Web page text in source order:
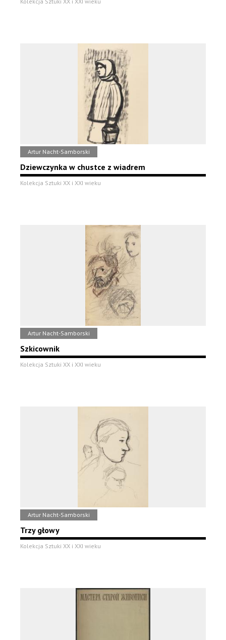
Artur Nacht-Samborski
Dziewczynka w chustce z wiadrem
Kolekcja Sztuki XX i XXI wieku
Artur Nacht-Samborski
Szkicownik
Kolekcja Sztuki XX i XXI wieku
Artur Nacht-Samborski
Trzy głowy
Kolekcja Sztuki XX i XXI wieku